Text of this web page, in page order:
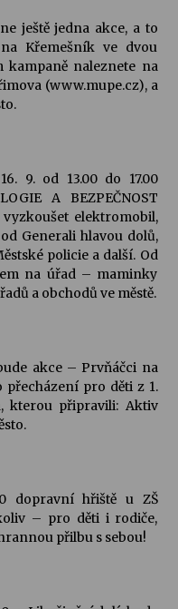
ještě jedna akce, a to
Křemešník ve dvou
naleznete na
(www.mupe.cz), a
9. od 13.00 do 17.00
A BEZPEČNOST
vyzkoušet elektromobil,
Generali hlavou dolů,
policie a další. Od
na úřad – maminky
a obchodů ve městě.
akce – Prvňáčci na
pro děti z 1.
kterou připravili: Aktiv
dopravní hřiště u ZŠ
– pro děti i rodiče,
přilbu s sebou!